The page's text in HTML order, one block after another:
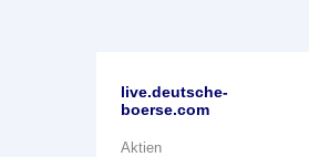
live.deutsche-
boerse.com
Aktien